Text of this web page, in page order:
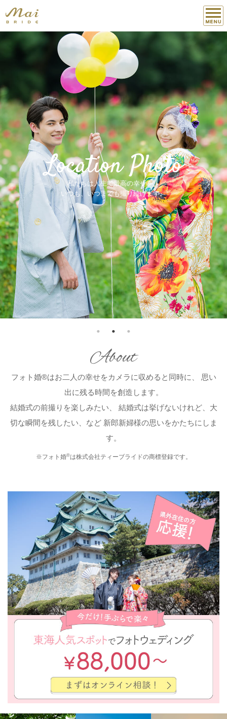
Location Photo
私たちは人生で最高の幸せを、
いつも、いつまでも撮り続けます。
About
フォト婚®はお二人の幸せをカメラに収めると同時に、
思い
出に残る時間を創造します。
結婚式の前撮りを楽しみたい、
結婚式は挙げないけれど、大
切な瞬間を残したい、など新郎新婦様の思いをかたちにしま
す。
※フォト婚®は株式会社ティーブライドの商標登録です。